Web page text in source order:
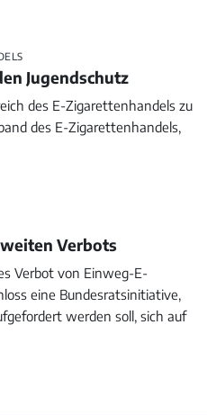
Jugendschutz
des E-Zigarettenhandels zu
des E-Zigarettenhandels,
Verbots
Verbot von Einweg-E-
eine Bundesratsinitiative,
werden soll, sich auf